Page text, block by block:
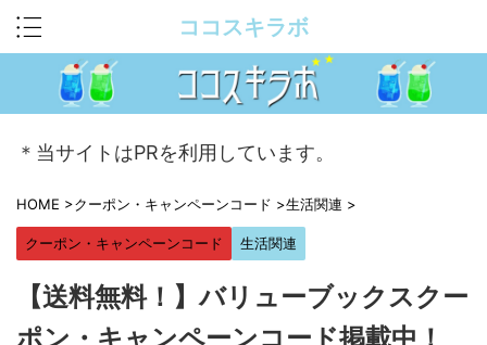
ココスキラボ
＊当サイトはPRを利用しています。
HOME >クーポン・キャンペーンコード >生活関連 >
クーポン・キャンペーンコード 生活関連
【送料無料！】バリューブックスクー
ポン・キャンペーンコード掲載中！